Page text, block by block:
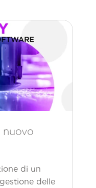
di un
delle